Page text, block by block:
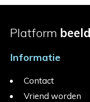
Platform
Informatie
Contact
Vriend worden